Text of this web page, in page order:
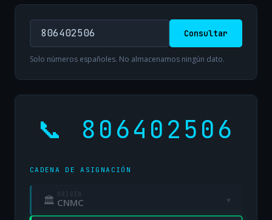
Consultar
Solo números españoles. No almacenamos ningún dato.
📞 806402506
CADENA DE ASIGNACIÓN
🏛 ORIGEN
CNMC ▾